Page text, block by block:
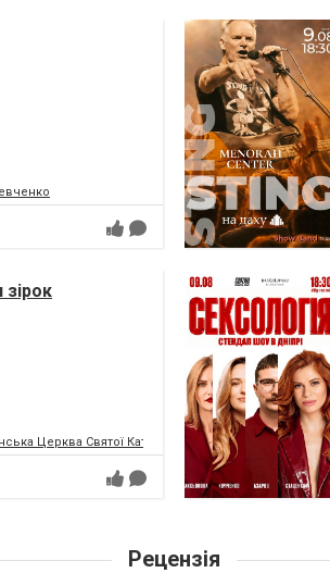
Церква Святої Катерини (Кірха Святої Катерини)
Рецензія